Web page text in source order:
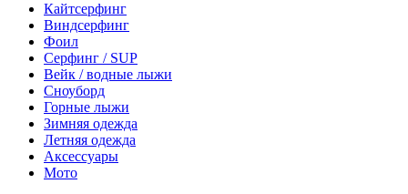
Кайтсерфинг
Виндсерфинг
Фоил
Серфинг / SUP
Вейк / водные лыжи
Сноуборд
Горные лыжи
Зимняя одежда
Летняя одежда
Аксессуары
Мото